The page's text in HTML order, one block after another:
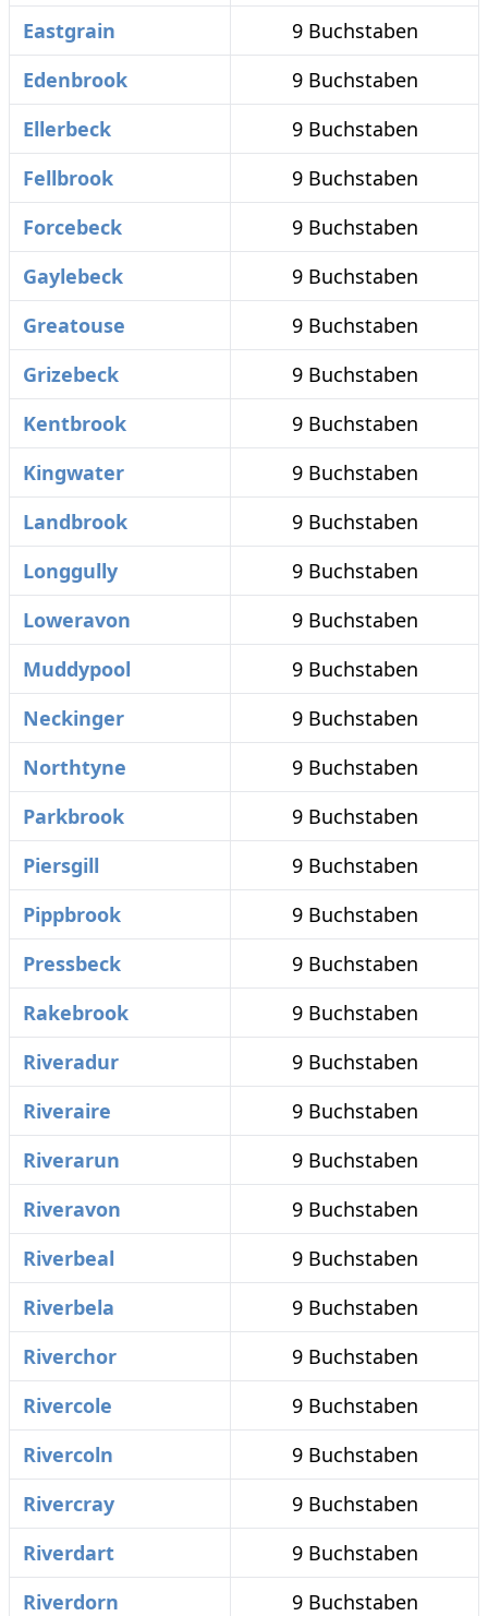
Eastgrain
9 Buchstaben
Edenbrook
9 Buchstaben
Ellerbeck
9 Buchstaben
Fellbrook
9 Buchstaben
Forcebeck
9 Buchstaben
Gaylebeck
9 Buchstaben
Greatouse
9 Buchstaben
Grizebeck
9 Buchstaben
Kentbrook
9 Buchstaben
Kingwater
9 Buchstaben
Landbrook
9 Buchstaben
Longgully
9 Buchstaben
Loweravon
9 Buchstaben
Muddypool
9 Buchstaben
Neckinger
9 Buchstaben
Northtyne
9 Buchstaben
Parkbrook
9 Buchstaben
Piersgill
9 Buchstaben
Pippbrook
9 Buchstaben
Pressbeck
9 Buchstaben
Rakebrook
9 Buchstaben
Riveradur
9 Buchstaben
Riveraire
9 Buchstaben
Riverarun
9 Buchstaben
Riveravon
9 Buchstaben
Riverbeal
9 Buchstaben
Riverbela
9 Buchstaben
Riverchor
9 Buchstaben
Rivercole
9 Buchstaben
Rivercoln
9 Buchstaben
Rivercray
9 Buchstaben
Riverdart
9 Buchstaben
Riverdorn
9 Buchstaben